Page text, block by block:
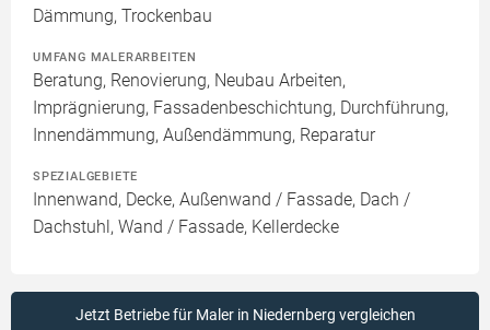
Dämmung, Trockenbau
UMFANG MALERARBEITEN
Beratung, Renovierung, Neubau Arbeiten,
Imprägnierung, Fassadenbeschichtung, Durchführung,
Innendämmung, Außendämmung, Reparatur
SPEZIALGEBIETE
Innenwand, Decke, Außenwand / Fassade, Dach /
Dachstuhl, Wand / Fassade, Kellerdecke
Jetzt Betriebe für Maler in Niedernberg vergleichen